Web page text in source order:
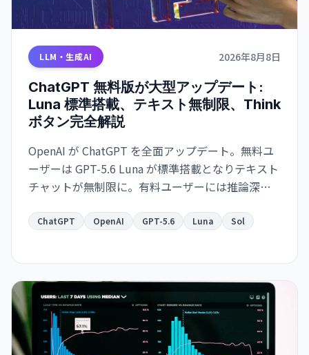
LLM・生成AI 2026年8月8日
ChatGPT 無料版が大型アップデート:
Luna 標準搭載、テキスト無制限、Think
ボタン完全解説
OpenAI が ChatGPT を全面アップデート。無料ユ
ーザーは GPT-5.6 Luna が標準搭載となりテキスト
チャットが無制限に。有料ユーザーには推論深度
が変わったか、Think ボタンの使い方、Luna と
ChatGPT OpenAI GPT-5.6 Luna Sol